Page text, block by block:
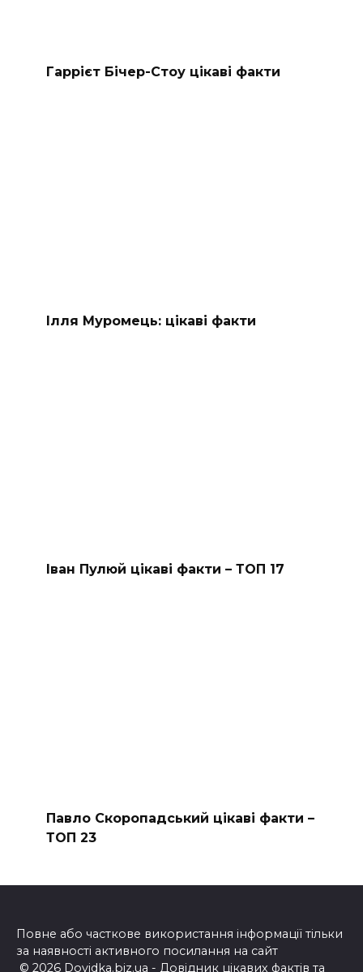
Гаррієт Бічер-Стоу цікаві факти
Ілля Муромець: цікаві факти
Іван Пулюй цікаві факти – ТОП 17
Павло Скоропадський цікаві факти –
ТОП 23
Повне або часткове використання інформації тільки
за наявності активного посилання на сайт
© 2026 Dovidka.biz.ua - Довідник цікавих фактів та